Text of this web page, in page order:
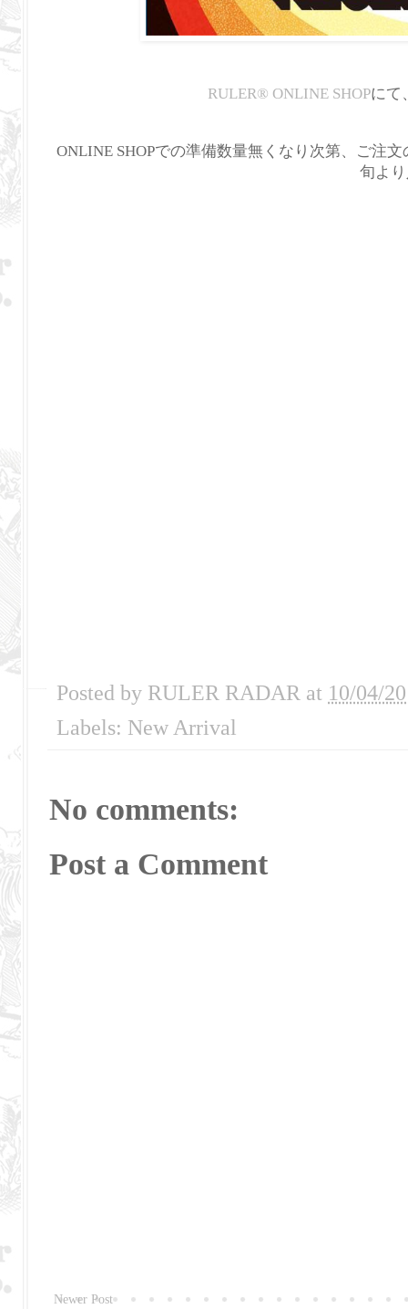
RULER® ONLINE SHOPにて
ONLINE SHOPでの準備数量無くなり次第、ご注
旬よ
Posted by RULER RADAR at 10/04/
Labels: New Arrival
No comments:
Post a Comment
Newer Post